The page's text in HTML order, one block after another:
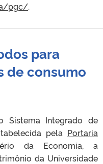
pgc/.
para
de consumo
Sistema Integrado de
pela Portaria
da Economia, a
da Universidade